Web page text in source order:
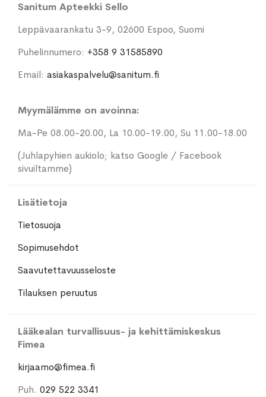
Sanitum Apteekki Sello
Leppävaarankatu 3-9, 02600 Espoo, Suomi
Puhelinnumero: +358 9 31585890
Email: asiakaspalvelu@sanitum.fi
Myymälämme on avoinna:
Ma-Pe 08.00-20.00, La 10.00-19.00, Su 11.00-18.00
(Juhlapyhien aukiolo; katso Google / Facebook
sivuiltamme)
Lisätietoja
Tietosuoja
Sopimusehdot
Saavutettavuusseloste
Tilauksen peruutus
Lääkealan turvallisuus- ja kehittämiskeskus
Fimea
kirjaamo@fimea.fi
Puh. 029 522 3341